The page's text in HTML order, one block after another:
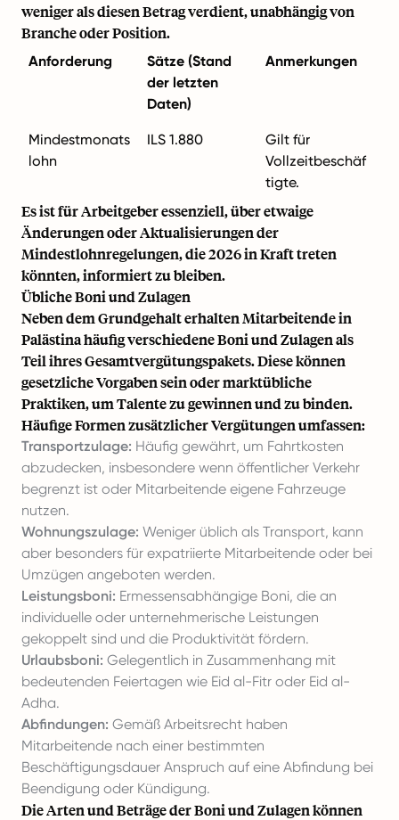
weniger als diesen Betrag verdient, unabhängig von
Branche oder Position.
Anforderung
Sätze (Stand
der letzten
Daten)
Anmerkungen
Mindestmonats
lohn
ILS 1.880
Gilt für
Vollzeitbeschäf
tigte.
Es ist für Arbeitgeber essenziell, über etwaige
Änderungen oder Aktualisierungen der
Mindestlohnregelungen, die 2026 in Kraft treten
könnten, informiert zu bleiben.
Übliche Boni und Zulagen
Neben dem Grundgehalt erhalten Mitarbeitende in
Palästina häufig verschiedene Boni und Zulagen als
Teil ihres Gesamtvergütungspakets. Diese können
gesetzliche Vorgaben sein oder marktübliche
Praktiken, um Talente zu gewinnen und zu binden.
Häufige Formen zusätzlicher Vergütungen umfassen:
Transportzulage: Häufig gewährt, um Fahrtkosten
abzudecken, insbesondere wenn öffentlicher Verkehr
begrenzt ist oder Mitarbeitende eigene Fahrzeuge
nutzen.
Wohnungszulage: Weniger üblich als Transport, kann
aber besonders für expatriierte Mitarbeitende oder bei
Umzügen angeboten werden.
Leistungsboni: Ermessensabhängige Boni, die an
individuelle oder unternehmerische Leistungen
gekoppelt sind und die Produktivität fördern.
Urlaubsboni: Gelegentlich in Zusammenhang mit
bedeutenden Feiertagen wie Eid al-Fitr oder Eid al-
Adha.
Abfindungen: Gemäß Arbeitsrecht haben
Mitarbeitende nach einer bestimmten
Beschäftigungsdauer Anspruch auf eine Abfindung bei
Beendigung oder Kündigung.
Die Arten und Beträge der Boni und Zulagen können